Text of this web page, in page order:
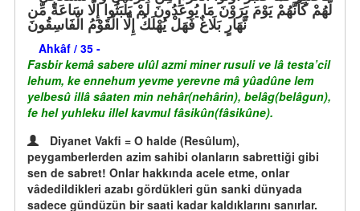
لَّهُمْ كَأَنَّهُمْ يَوْمَ يَرَوْنَ مَا يُوعَدُونَ لَمْ يَلْبَثُوا إِلَّا سَاعَةً مِّن
نَّهَارٍ بَلَاغٌ فَهَلْ يُهْلَكُ إِلَّا الْقَوْمُ الْفَاسِقُونَ
Ahkâf / 35 -
Fasbir kemâ sabere ulûl azmi miner rusuli ve lâ testa’cil
lehum, ke ennehum yevme yerevne mâ yûadûne lem
yelbesû illâ sâaten min nehâr(nehârin), belâg(belâgun),
fe hel yuhleku illel kavmul fâsikûn(fâsikûne).
Diyanet Vakfi = O halde (Resûlum),
peygamberlerden azim sahibi olanların sabrettiği gibi
sen de sabret! Onlar hakkında acele etme, onlar
vâdedildikleri azabı gördükleri gün sanki dünyada
sadece gündüzün bir saati kadar kaldıklarını sanırlar.